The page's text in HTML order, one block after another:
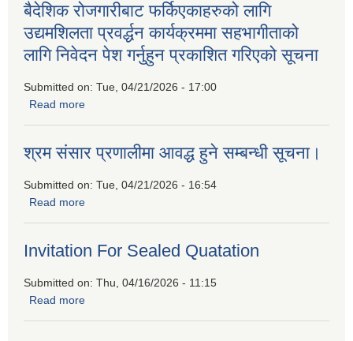
बैदेशिक रोजगारीबाट फर्किएकाहरुको लागि
उद्यमशिलता प्रवर्द्धन कार्यक्रममा सहभागीताको
लागि निवेदन पेश गर्नुहुन प्रकाशित गरिएको सूचना
Submitted on: Tue, 04/21/2026 - 17:00
Read more
श्रम संसार प्रणालीमा आवद्ध हुने सम्बन्धी सूचना।
Submitted on: Tue, 04/21/2026 - 16:54
Read more
Invitation For Sealed Quatation
Submitted on: Thu, 04/16/2026 - 11:15
Read more